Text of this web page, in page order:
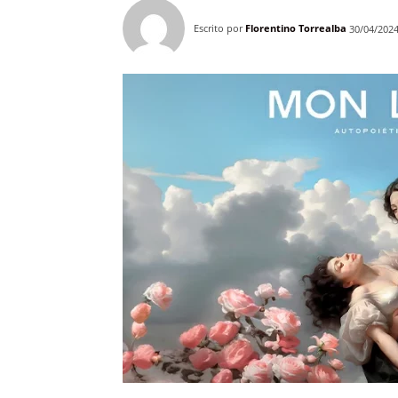
Escrito por Florentino Torrealba 30/04/2024